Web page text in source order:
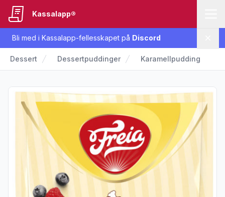
Bli med i Kassalapp-fellesskapet på Discord
Kassalapp®
Dessert Dessertpuddinger Karamellpudding